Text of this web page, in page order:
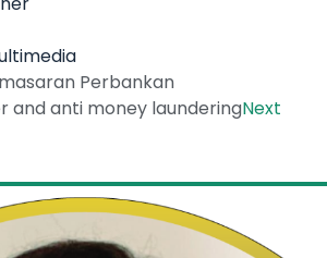
Perbankan
and anti money launderingNext